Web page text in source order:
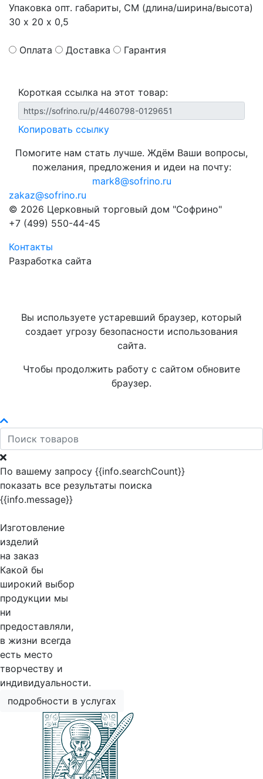
Упаковка опт. габариты, СМ (длина/ширина/высота)
30 х 20 х 0,5
Оплата Доставка Гарантия
Короткая ссылка на этот товар:
Копировать ссылку
Помогите нам стать лучше. Ждём Ваши вопросы,
пожелания, предложения и идеи на почту:
mark8@sofrino.ru
zakaz@sofrino.ru
© 2026 Церковный торговый дом "Софрино"
+7 (499) 550-44-45
Контакты
Разработка сайта
Вы используете устаревший браузер, который
создает угрозу безопасности использования
сайта.
Чтобы продолжить работу с сайтом обновите
браузер.
По вашему запросу {{info.searchCount}}
показать все результаты поиска
{{info.message}}
Изготовление
изделий
на заказ
Какой бы
широкий выбор
продукции мы
ни
предоставляли,
в жизни всегда
есть место
творчеству и
индивидуальности.
подробности в услугах